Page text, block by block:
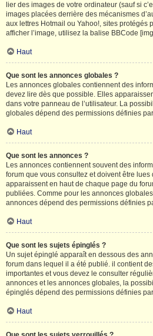
lier des images de votre ordinateur (sauf si
images placées derrière des mécanismes
aux lettres Hotmail ou Yahoo!, sites protégés
afficher l’image, utilisez la balise BBCode
Haut
Que sont les annonces globales ?
Les annonces globales contiennent des
devez lire dès que possible. Elles
dans votre panneau de l’utilisateur. La
globales dépend des permissions définies
Haut
Que sont les annonces ?
Les annonces contiennent souvent des
forum que vous consultez et doivent être
apparaissent en haut de chaque page du
publiées. Comme pour les annonces
annonces dépend des permissions définies
Haut
Que sont les sujets épinglés ?
Un sujet épinglé apparaît en dessous des
forum dans lequel il a été publié. il contient
importantes et vous devez le consulter
annonces et les annonces globales, la
épinglés dépend des permissions définies
Haut